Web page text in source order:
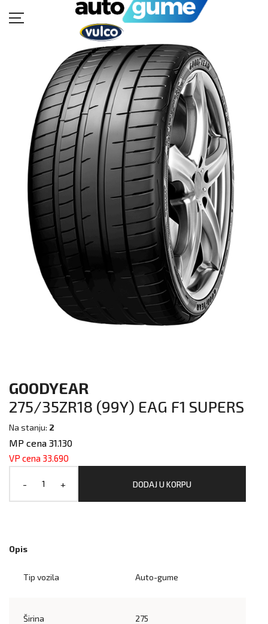
MOTO GUME
AUTO GUME
BUKVAR GUMA
KATALOZI
KONTAKT
GOODYEAR
275/35ZR18 (99Y) EAG F1 SUPERS
Na stanju: 2
MP cena 31.130
VP cena 33.690
- + DODAJ U KORPU
Opis
Tip vozila Auto-gume
Širina 275